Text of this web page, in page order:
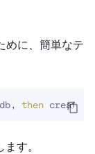
めに、簡単なテ
then create
す。